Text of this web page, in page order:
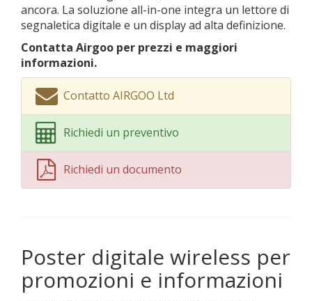
ancora. La soluzione all-in-one integra un lettore di
segnaletica digitale e un display ad alta definizione.
Contatta Airgoo per prezzi e maggiori
informazioni.
Contatto AIRGOO Ltd
Richiedi un preventivo
Richiedi un documento
Poster digitale wireless per
promozioni e informazioni